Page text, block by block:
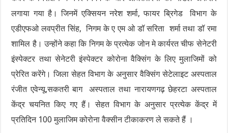
लगाया गया है। जिनमें एक्सियन नरेश शर्मा, फायर ब्रिगेड विभाग के
एडीएफओ लवप्रीत सिंह, निगम के ए एम ओ डॉ सरिता शर्मा तथा डॉ रमा
शामिल है। उन्होंने कहा कि निगम के प्रत्येक जोन मे कार्यरत चीफ सेनेटरी
इंस्पेक्टर तथा सेनेटरी इंस्पेक्टर कोरोना वैक्सिंग के लिए मुलाजिमों को
प्रेरित करेंगे। जिला सेहत विभाग के अनुसार वैक्सिंग सेटेलाइट अस्पताल
रंजीत एवेन्यू,सकतरी बाग अस्पताल तथा नारायणगढ़ छेहरटा अस्पताल
केंद्र चयनित किए गए हैं। सेहत विभाग के अनुसार प्रत्येक केंद्र में
प्रतिदिन 100 मुलाजिम कोरोना वैक्सीन टीकाकरण ले सकते हैं ।